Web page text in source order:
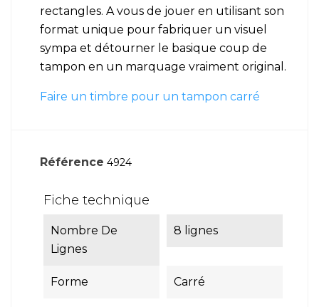
rectangles. A vous de jouer en utilisant son
format unique pour fabriquer un visuel
sympa et détourner le basique coup de
tampon en un marquage vraiment original.
Faire un timbre pour un tampon carré
Référence 4924
Fiche technique
Nombre De
Lignes
8 lignes
Forme Carré